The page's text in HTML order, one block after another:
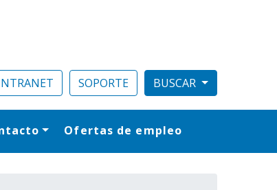
SOPORTE
Ofertas de empleo